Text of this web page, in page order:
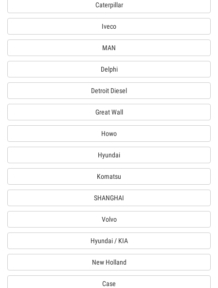
Caterpillar
Iveco
MAN
Delphi
Detroit Diesel
Great Wall
Howo
Hyundai
Komatsu
SHANGHAI
Volvo
Hyundai / KIA
New Holland
Case